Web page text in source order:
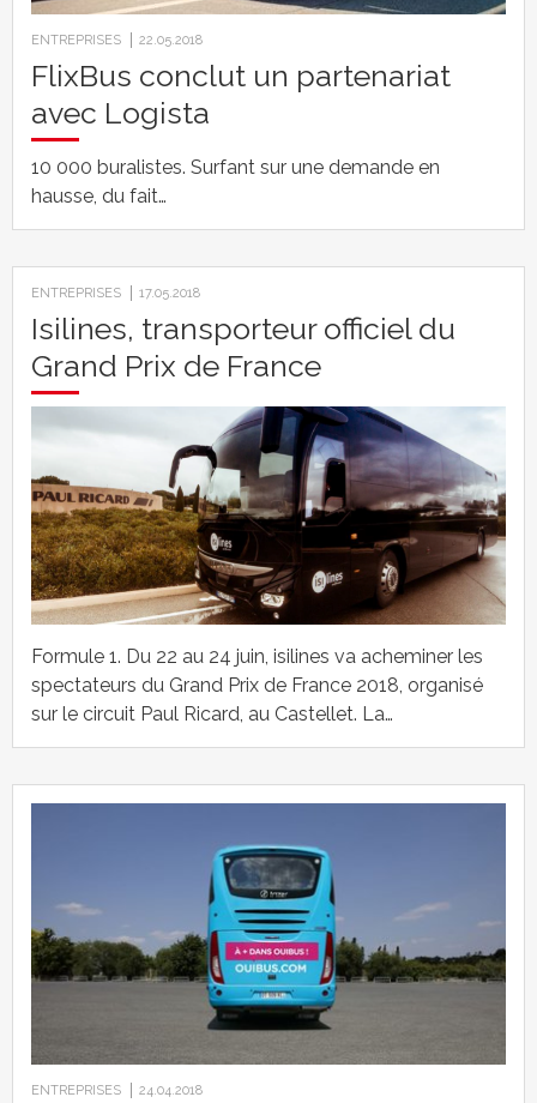
ENTREPRISES 22.05.2018
FlixBus conclut un partenariat
avec Logista
10 000 buralistes. Surfant sur une demande en
hausse, du fait…
ENTREPRISES 17.05.2018
Isilines, transporteur officiel du
Grand Prix de France
Formule 1. Du 22 au 24 juin, isilines va acheminer les
spectateurs du Grand Prix de France 2018, organisé
sur le circuit Paul Ricard, au Castellet. La…
ENTREPRISES 24.04.2018